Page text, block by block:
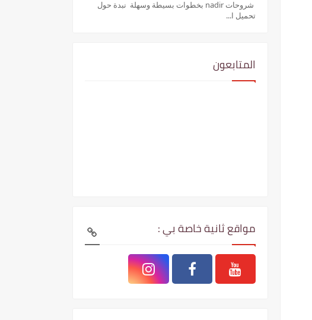
شروحات nadir بخطوات بسيطة وسهلة نبدة حول
تحميل ا...
المتابعون
مواقع ثانية خاصة بي :